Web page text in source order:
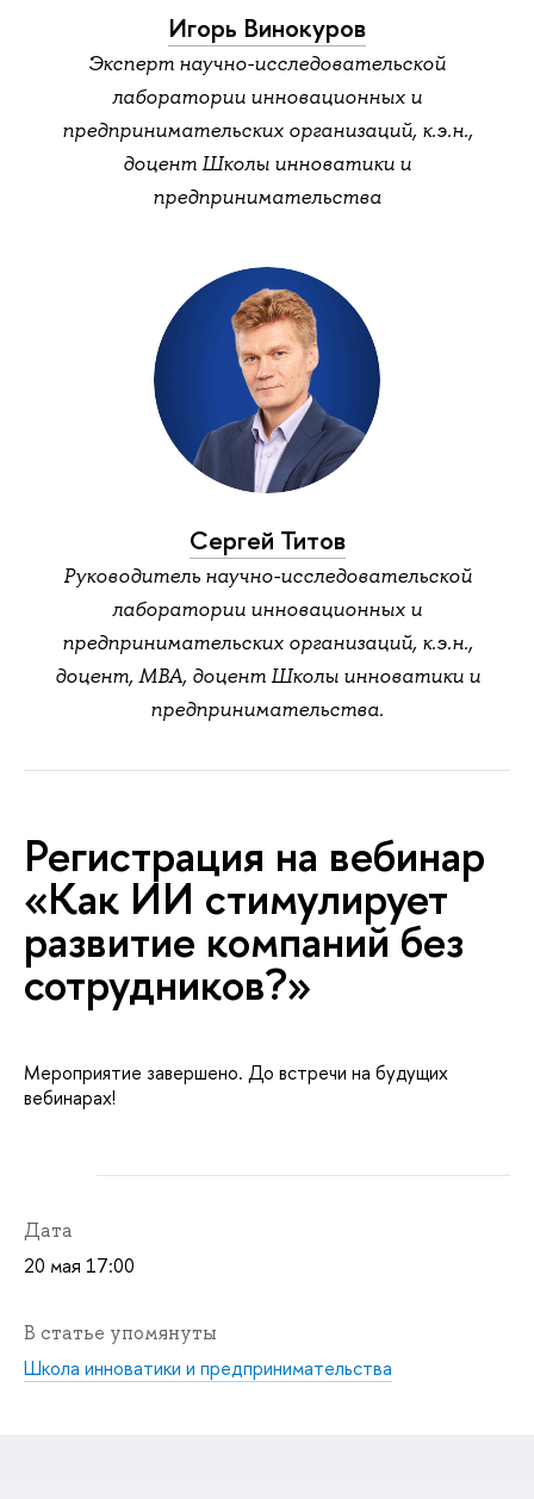
Игорь Винокуро
Эксперт научно-исследовательской
лаборатории инновационных и
предпринимательских организаций, к.э.н.,
доцент Школы инноватики и
предпринимательства
Сергей Тито
Руководитель научно-исследовательской
лаборатории инновационных и
предпринимательских организаций, к.э.н.,
доцент, MBA, доцент Школы инноватики и
предпринимательства.
Регистрация на вебинар
«Как ИИ стимулирует
развитие компаний без
сотрудников?»
Мероприятие завершено. До встречи на будущих
ебинарах!
Дата
20 мая 17:00
статье упомянуты
Школа инноватики и предпринимательства